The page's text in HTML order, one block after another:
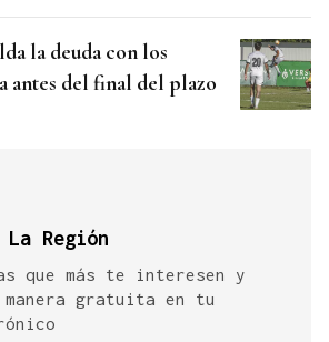
la deuda con los
antes del final del plazo
Región
que más te interesen y
gratuita en tu